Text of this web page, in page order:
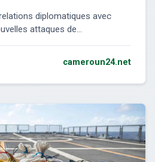
diplomatiques avec
attaques de...
cameroun24.net